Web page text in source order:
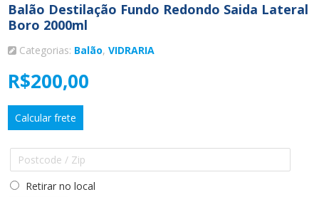
Balão Destilação Fundo Redondo Saida Lateral
Boro 2000ml
Categorias: Balão, VIDRARIA
R$200,00
Calcular frete
Retirar no local